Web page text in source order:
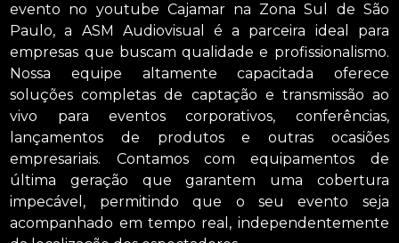
evento no youtube Cajamar na Zona Sul de São
Paulo, a ASM Audiovisual é a parceira ideal para
empresas que buscam qualidade e profissionalismo.
Nossa equipe altamente capacitada oferece
soluções completas de captação e transmissão ao
vivo para eventos corporativos, conferências,
lançamentos de produtos e outras ocasiões
empresariais. Contamos com equipamentos de
última geração que garantem uma cobertura
impecável, permitindo que o seu evento seja
acompanhado em tempo real, independentemente